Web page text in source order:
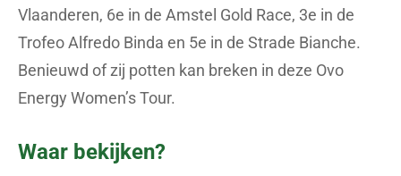
Vlaanderen, 6e in de Amstel Gold Race, 3e in de
Trofeo Alfredo Binda en 5e in de Strade Bianche.
Benieuwd of zij potten kan breken in deze Ovo
Energy Women’s Tour.
Waar bekijken?